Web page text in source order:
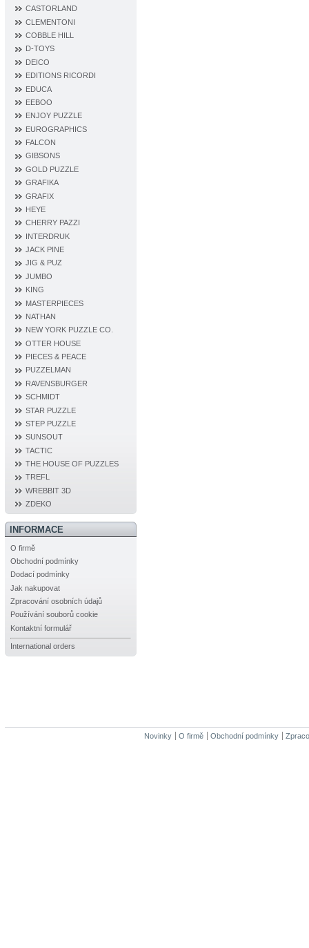
CASTORLAND
CLEMENTONI
COBBLE HILL
D‐TOYS
DEICO
EDITIONS RICORDI
EDUCA
EEBOO
ENJOY PUZZLE
EUROGRAPHICS
FALCON
GIBSONS
GOLD PUZZLE
GRAFIKA
GRAFIX
HEYE
CHERRY PAZZI
INTERDRUK
JACK PINE
JIG & PUZ
JUMBO
KING
MASTERPIECES
NATHAN
NEW YORK PUZZLE CO.
OTTER HOUSE
PIECES & PEACE
PUZZELMAN
RAVENSBURGER
SCHMIDT
STAR PUZZLE
STEP PUZZLE
SUNSOUT
TACTIC
THE HOUSE OF PUZZLES
TREFL
WREBBIT 3D
ZDEKO
INFORMACE
O firmě
Obchodní podmínky
Dodací podmínky
Jak nakupovat
Zpracování osobních údajů
Používání souborů cookie
Kontaktní formulář
International orders
Novinky O firmě Obchodní podmínky